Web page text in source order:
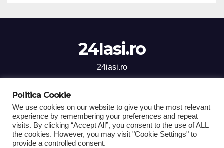
24Iasi.ro
24iasi.ro
Proudly powered by WordPress|Theme: Newsup byThemeansar
Home Stiri Iasi National
Politica Cookie
We use cookies on our website to give you the most relevant
experience by remembering your preferences and repeat
visits. By clicking “Accept All”, you consent to the use of ALL
the cookies. However, you may visit "Cookie Settings" to
provide a controlled consent.